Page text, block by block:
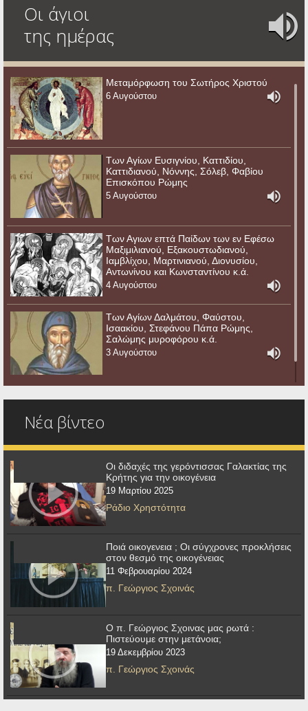
Οι άγιοι
της ημέρας
Μεταμόρφωση του Σωτήρος Χριστού
6 Αυγούστου
Των Αγίων Ευσιγνίου, Καττιδίου,
Καττιδιανού, Νόννης, Σόλεβ, Φαβίου
Επισκόπου Ρώμης
5 Αυγούστου
Των Αγιων επτά Παίδων των εν Εφέσω
Μαξιμιλιανού, Εξακουστωδιανού,
Ιαμβλίχου, Μαρτινιανού, Διονυσίου,
Αντωνίνου και Κωνσταντίνου κ.ά.
4 Αυγούστου
Των Αγίων Δαλμάτου, Φαύστου,
Ισαακίου, Στεφάνου Πάπα Ρώμης,
Σαλώμης μυροφόρου κ.ά.
3 Αυγούστου
Νέα βίντεο
Οι διδαχές της γερόντισσας Γαλακτίας της
Κρήτης για την οικογένεια
19 Μαρτίου 2025
Ράδιο Χρηστότητα
Ποιά οικογενεια ; Οι σύγχρονες προκλήσεις
στον θεσμό της οικογένειας
11 Φεβρουαρίου 2024
π. Γεώργιος Σχοινάς
Ο π. Γεώργιος Σχοινας μας ρωτά :
Πιστεύουμε στην μετάνοια;
19 Δεκεμβρίου 2023
π. Γεώργιος Σχοινάς